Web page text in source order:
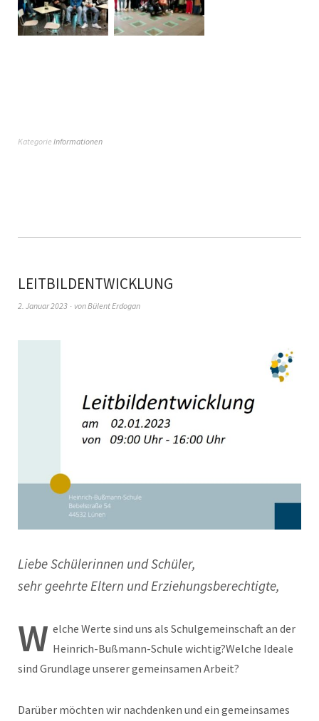
Kategorie Informationen
LEITBILDENTWICKLUNG
2. Januar 2023 vonBülent Erdogan
Liebe Schülerinnen und Schüler,
sehr geehrte Eltern und Erziehungsberechtigte,
W elche Werte sind uns als Schulgemeinschaft an der
Heinrich-Bußmann-Schule wichtig?Welche Ideale
sind Grundlage unserer gemeinsamen Arbeit?
Darüber möchten wir nachdenken und ein gemeinsames